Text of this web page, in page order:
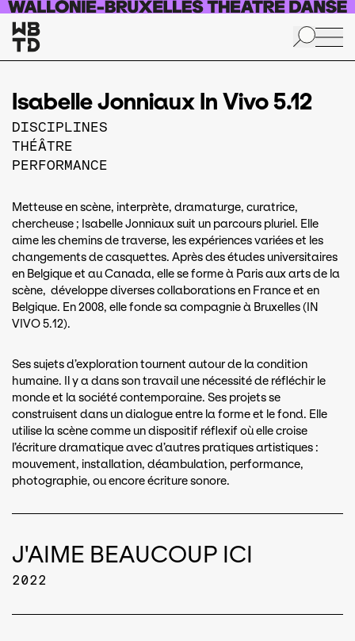
Aller au contenu principal
Isabelle Jonniaux In Vivo 5.12
DISCIPLINES
THÉÂTRE
PERFORMANCE
Metteuse en scène, interprète, dramaturge, curatrice,
chercheuse ; Isabelle Jonniaux suit un parcours pluriel. Elle
aime les chemins de traverse, les expériences variées et les
changements de casquettes. Après des études universitaires
en Belgique et au Canada, elle se forme à Paris aux arts de la
scène, développe diverses collaborations en France et en
Belgique. En 2008, elle fonde sa compagnie à Bruxelles (IN
VIVO 5.12).
Ses sujets d’exploration tournent autour de la condition
humaine. Il y a dans son travail une nécessité de réfléchir le
monde et la société contemporaine. Ses projets se
construisent dans un dialogue entre la forme et le fond. Elle
utilise la scène comme un dispositif réflexif où elle croise
l’écriture dramatique avec d’autres pratiques artistiques :
mouvement, installation, déambulation, performance,
photographie, ou encore écriture sonore.
J'AIME BEAUCOUP ICI
2022